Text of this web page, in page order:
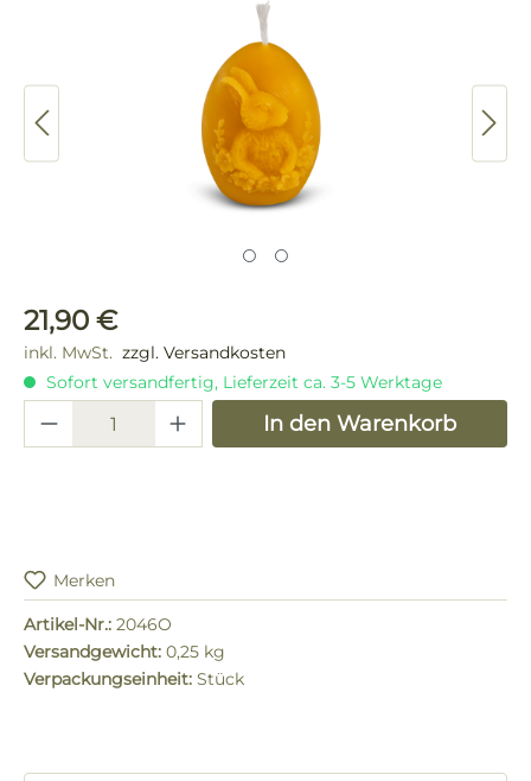
Regulärer Preis:
21,90 €
inkl. MwSt. zzgl. Versandkosten
Sofort versandfertig, Lieferzeit ca. 3-5 Werktage
Produkt Anzahl: Gib denIn den Warenkorb
Merken
Artikel-Nr.: 2046O
Versandgewicht: 0,25 kg
Verpackungseinheit: Stück